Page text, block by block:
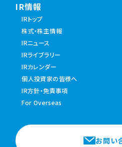
IR情報
IRトップ
株式・株主情報
IRニュース
IRライブラリー
IRカレンダー
個人投資家の皆様へ
IR方針・免責事項
For Overseas
お問い